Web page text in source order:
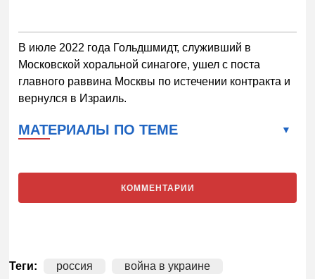
В июле 2022 года Гольдшмидт, служивший в
Московской хоральной синагоге, ушел с поста
главного раввина Москвы по истечении контракта и
вернулся в Израиль.
МАТЕРИАЛЫ ПО ТЕМЕ
КОММЕНТАРИИ
Теги: россия война в украине